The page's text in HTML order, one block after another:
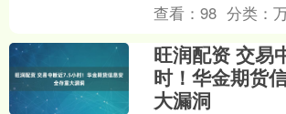
查看：98 分类：
旺润配资 交易
时！华金期货
大漏洞